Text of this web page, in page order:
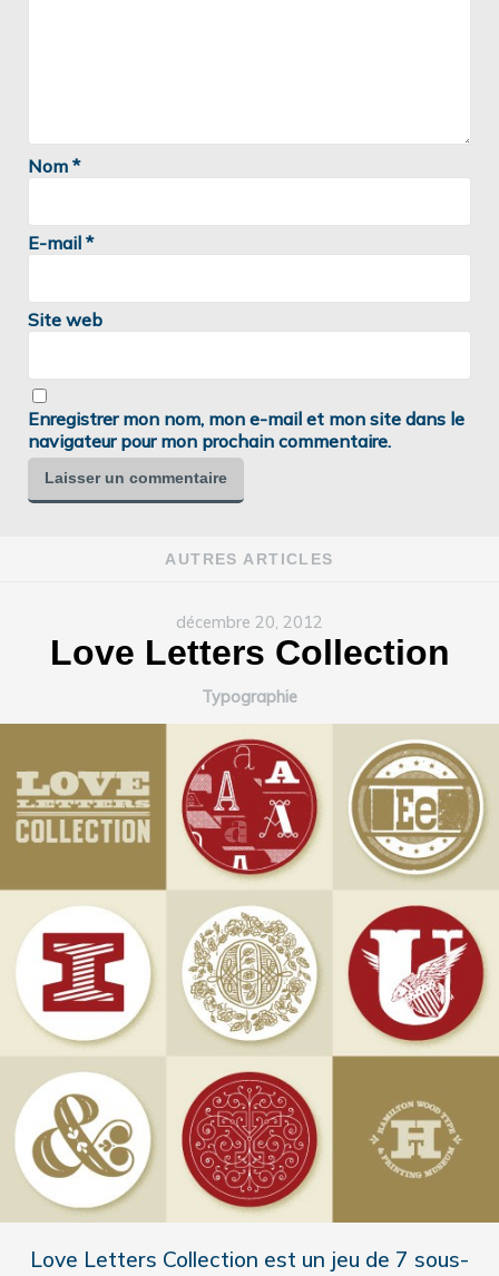
Nom *
E-mail *
Site web
Enregistrer mon nom, mon e-mail et mon site dans le
navigateur pour mon prochain commentaire.
AUTRES ARTICLES
décembre 20, 2012
Love Letters Collection
Typographie
Love Letters Collection est un jeu de 7 sous-